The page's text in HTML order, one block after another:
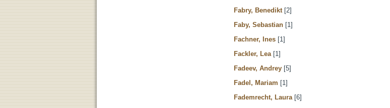
Fabry, Benedikt [2]
Faby, Sebastian [1]
Fachner, Ines [1]
Fackler, Lea [1]
Fadeev, Andrey [5]
Fadel, Mariam [1]
Fademrecht, Laura [6]